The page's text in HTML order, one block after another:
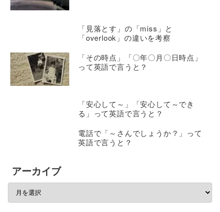
「見落とす」の「miss」と
「overlook」の違いを考察
「その時点」「〇年〇月〇日時点」
って英語で言うと？
「安心して～」「安心して～でき
る」って英語で言うと？
電話で「～さんでしょうか？」って
英語で言うと？
アーカイブ